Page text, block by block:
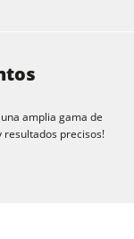
amplia gama de
precisos!